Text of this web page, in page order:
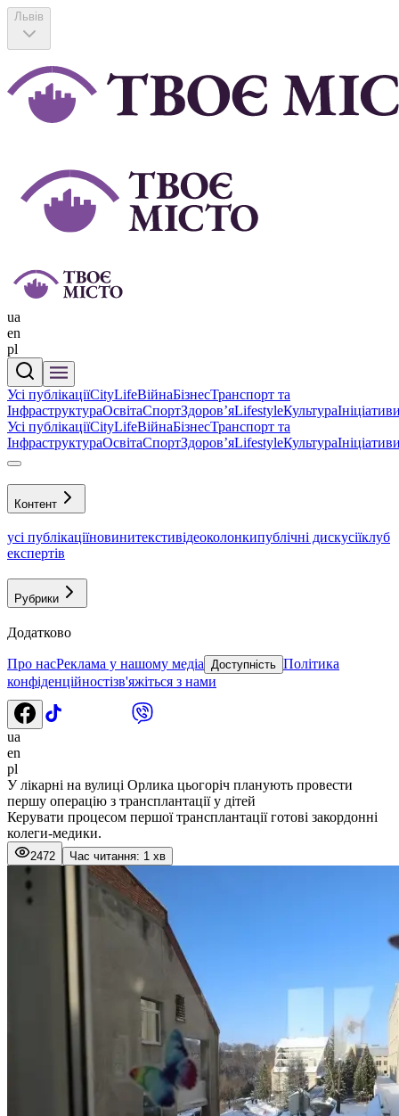
Львів
ua
en
pl
Усі публікаціїCityLifeВійнаБізнесТранспорт та
ІнфраструктураОсвітаСпортЗдоровʼяLifestyleКультура
Усі публікаціїCityLifeВійнаБізнесТранспорт та
ІнфраструктураОсвітаСпортЗдоровʼяLifestyleКультура
Контент
усі публікаціїновинитекстивідеоколонкипублічні дискусіїклуб
експертів
Рубрики
Додатково
Про насРеклама у нашому медіа Доступність Політика
конфіденційностізв'яжіться з нами
ua
en
pl
У лікарні на вулиці Орлика цьогоріч планують провести
першу операцію з трансплантації у дітей
Керувати процесом першої трансплантації готові закордонні
колеги-медики.
2472 Час читання: 1 хв